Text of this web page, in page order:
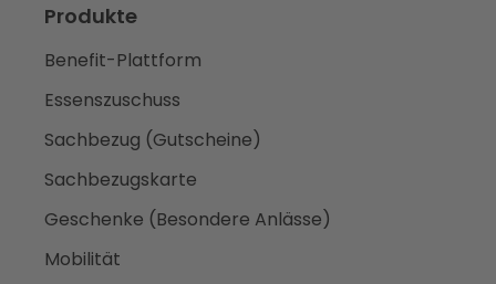
Produkte
Benefit-Plattform
Essenszuschuss
Sachbezug (Gutscheine)
Sachbezugskarte
Geschenke (Besondere Anlässe)
Mobilität